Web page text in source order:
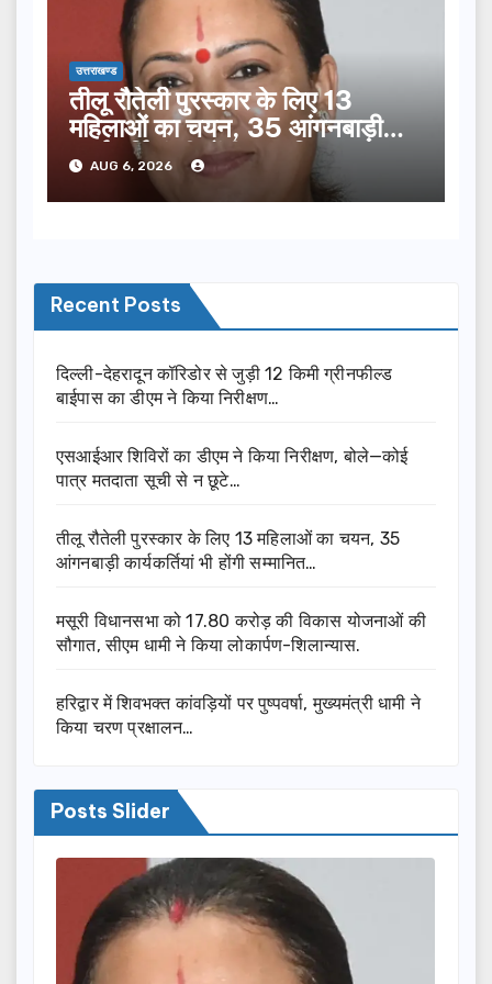
उत्तराखण्ड
तीलू रौतेली पुरस्कार के लिए 13
महिलाओं का चयन, 35 आंगनबाड़ी
कार्यकर्तियां भी होंगी सम्मानित…
AUG 6, 2026
Recent Posts
दिल्ली-देहरादून कॉरिडोर से जुड़ी 12 किमी ग्रीनफील्ड
बाईपास का डीएम ने किया निरीक्षण…
एसआईआर शिविरों का डीएम ने किया निरीक्षण, बोले—कोई
पात्र मतदाता सूची से न छूटे…
तीलू रौतेली पुरस्कार के लिए 13 महिलाओं का चयन, 35
आंगनबाड़ी कार्यकर्तियां भी होंगी सम्मानित…
मसूरी विधानसभा को 17.80 करोड़ की विकास योजनाओं की
सौगात, सीएम धामी ने किया लोकार्पण-शिलान्यास.
हरिद्वार में शिवभक्त कांवड़ियों पर पुष्पवर्षा, मुख्यमंत्री धामी ने
किया चरण प्रक्षालन…
Posts Slider